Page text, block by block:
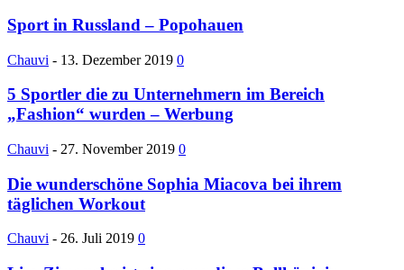
Sport in Russland – Popohauen
Chauvi - 13. Dezember 2019 0
5 Sportler die zu Unternehmern im Bereich
„Fashion“ wurden – Werbung
Chauvi - 27. November 2019 0
Die wunderschöne Sophia Miacova bei ihrem
täglichen Workout
Chauvi - 26. Juli 2019 0